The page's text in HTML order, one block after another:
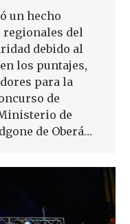
un hecho
regionales del
debido al
los puntajes,
para la
de
de
de Oberá…